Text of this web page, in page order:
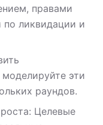
правами
по ликвидации и
эти
раундов.
Целевые